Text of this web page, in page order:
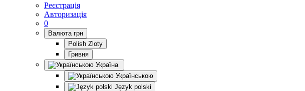
Реєстрація
Авторизація
0
Валюта грн
Polish Zloty
Гривня
Україна
Українською
Język polski